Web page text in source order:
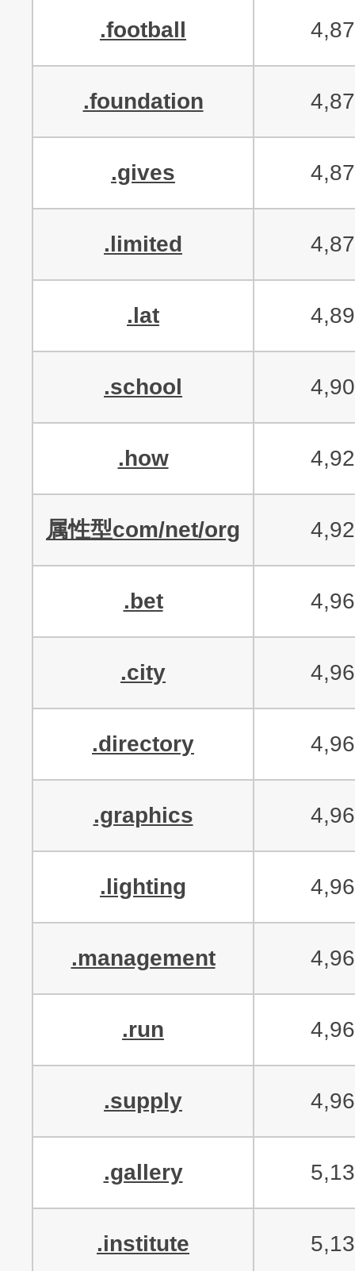
.football
.foundation
.gives
.limited
.lat
.school
.how
属性型com/net/org
.bet
.city
.directory
.graphics
.lighting
.management
.run
.supply
.gallery
.institute